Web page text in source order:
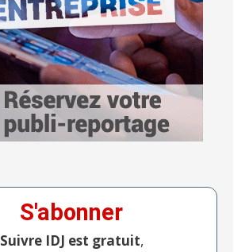
S'abonner
Suivre IDJ est gratuit,